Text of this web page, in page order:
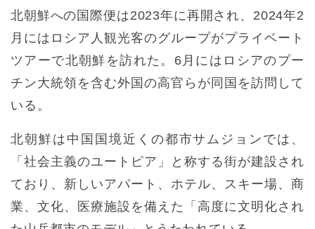
北朝鮮への国際便は2023年に再開され、2024年2
月にはロシア人観光客のグループがプライベート
ツアーで北朝鮮を訪れた。6月にはロシアのプー
チン大統領を含む外国の高官らが同国を訪問して
いる。
北朝鮮は中国国境近くの都市サムジョンでは、
「社会主義のユートピア」と称する街が建設され
ており、新しいアパート、ホテル、スキー場、商
業、文化、医療施設を備えた「高度に文明化され